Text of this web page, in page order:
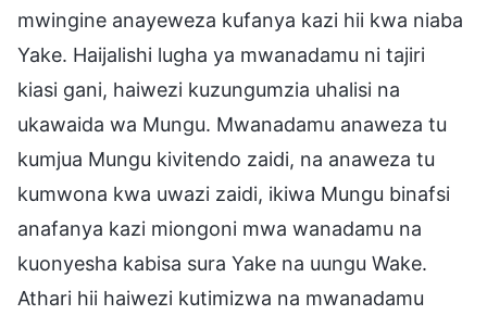
mwingine anayeweza kufanya kazi hii kwa niaba
Yake. Haijalishi lugha ya mwanadamu ni tajiri
kiasi gani, haiwezi kuzungumzia uhalisi na
ukawaida wa Mungu. Mwanadamu anaweza tu
kumjua Mungu kivitendo zaidi, na anaweza tu
kumwona kwa uwazi zaidi, ikiwa Mungu binafsi
anafanya kazi miongoni mwa wanadamu na
kuonyesha kabisa sura Yake na uungu Wake.
Athari hii haiwezi kutimizwa na mwanadamu